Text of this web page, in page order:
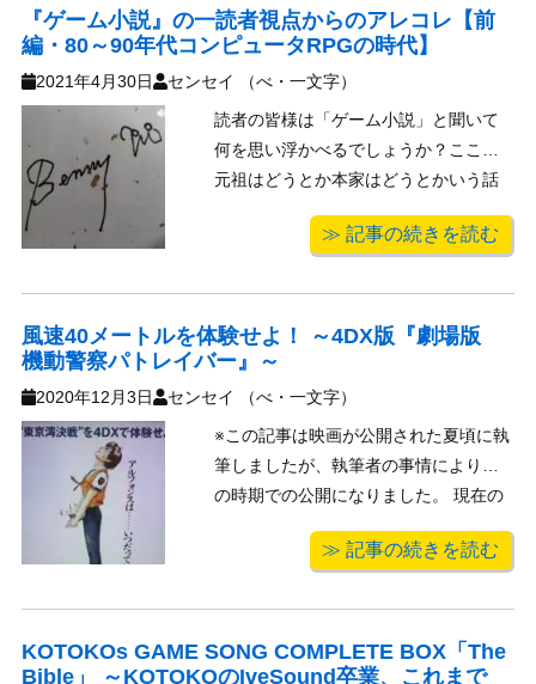
ご了承の程、かつ、文中敬称略で
す。 ゲー ...
『ゲーム小説』の一読者視点からのアレコレ【前
編・80～90年代コンピュータRPGの時代】
2021年4月30日
センセイ （べ・一文字）
読者の皆様は「ゲーム小説」と聞いて
何を思い浮かべるでしょうか？ここで
元祖はどうとか本家はどうとかいう話
てかつライトノベルの定義がどうこう
きて宗教戦争かくやと言うペンペン草
も生えない焦土状態になる事は火を見
るより明 ...
≫ 記事の続きを読む
風速40メートルを体験せよ！ ～4DX版『劇場版
機動警察パトレイバー』～
2020年12月3日
センセイ （べ・一文字）
※この記事は映画が公開された夏頃に執
筆しましたが、執筆者の事情により今
の時期での公開になりました。 現在の
認下さい。 コロナ渦の真っただ中だっ
レイバー』の4DX版が全国4DX対応劇場
で上映となりまし ...
≫ 記事の続きを読む
KOTOKOs GAME SONG COMPLETE BOX「The
Bible」 ～KOTOKOのIveSound卒業、これまで